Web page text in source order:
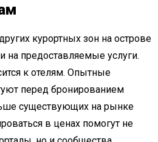
курортных зон на острове
предоставляемые услуги.
к отелям. Опытные
перед бронированием
существующих на рынке
в ценах помогут не